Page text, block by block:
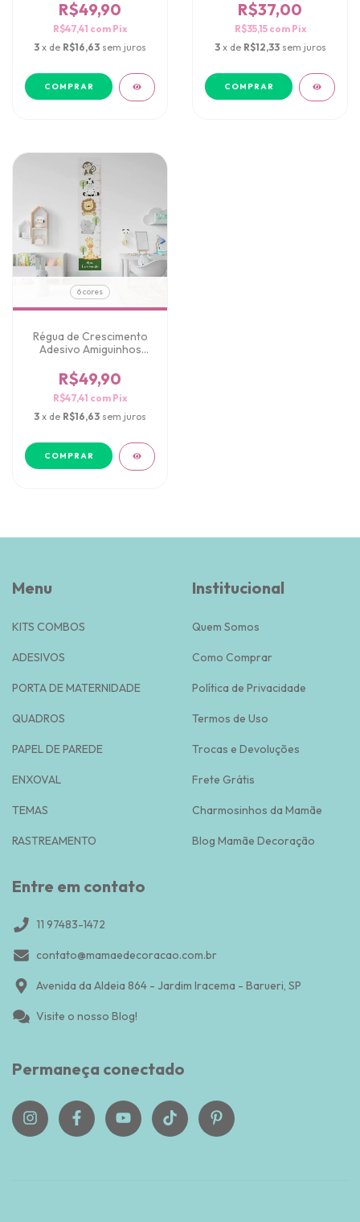
R$49,90
R$47,41 com Pix
3 x de R$16,63 sem juros
COMPRAR
R$37,00
R$35,15 com Pix
3 x de R$12,33 sem juros
COMPRAR
6 cores
Régua de Crescimento
Adesivo Amiguinhos
R$49,90
R$47,41 com Pix
3 x de R$16,63 sem juros
COMPRAR
Menu
KITS COMBOS
ADESIVOS
PORTA DE MATERNIDADE
QUADROS
PAPEL DE PAREDE
ENXOVAL
TEMAS
RASTREAMENTO
Institucional
Quem Somos
Como Comprar
Política de Privacidade
Termos de Uso
Trocas e Devoluções
Frete Grátis
Charmosinhos da Mamãe
Blog Mamãe Decoração
Entre em contato
11 97483-1472
contato@mamaedecoracao.com.br
Avenida da Aldeia 864 - Jardim Iracema - Barueri, SP
Visite o nosso Blog!
Permaneça conectado